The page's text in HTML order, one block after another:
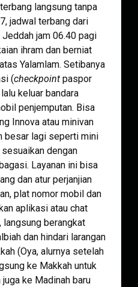
langsung tanpa
jadwal terbang dari
jam 06.40 pagi
ihram dan berniat
Yalamlam. Setibanya
(checkpoint paspor
keluar bandara
penjemputan. Bisa
Innova atau minivan
besar lagi seperti mini
dengan
Layanan ini bisa
dan atur perjanjian
plat nomor mobil dan
aplikasi atau chat
langsung berangkat
dan hindari larangan
(Oya, alurnya setelah
ke Makkah untuk
ke Madinah baru